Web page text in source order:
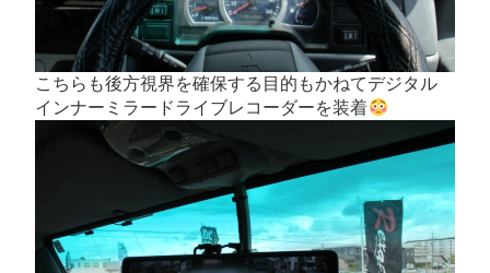
こちらも後方視界を確保する目的もかねてデジタル
インナーミラードライブレコーダーを装着